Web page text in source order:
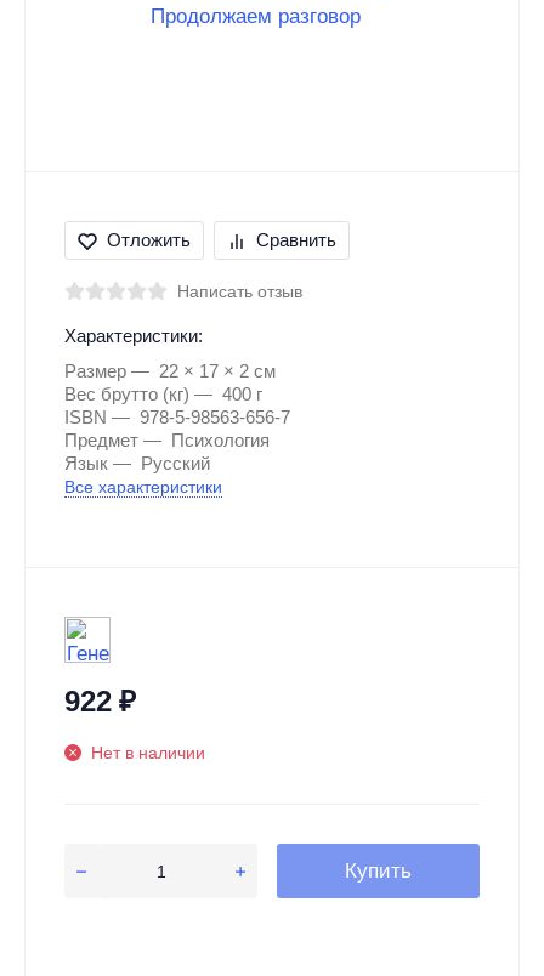
Отложить Сравнить
Написать отзыв
Характеристики:
Размер
22 × 17 × 2 см
Вес брутто (кг)
400 г
ISBN
978-5-98563-656-7
Предмет
Психология
Язык
Русский
Все характеристики
922₽
Нет в наличии
Купить